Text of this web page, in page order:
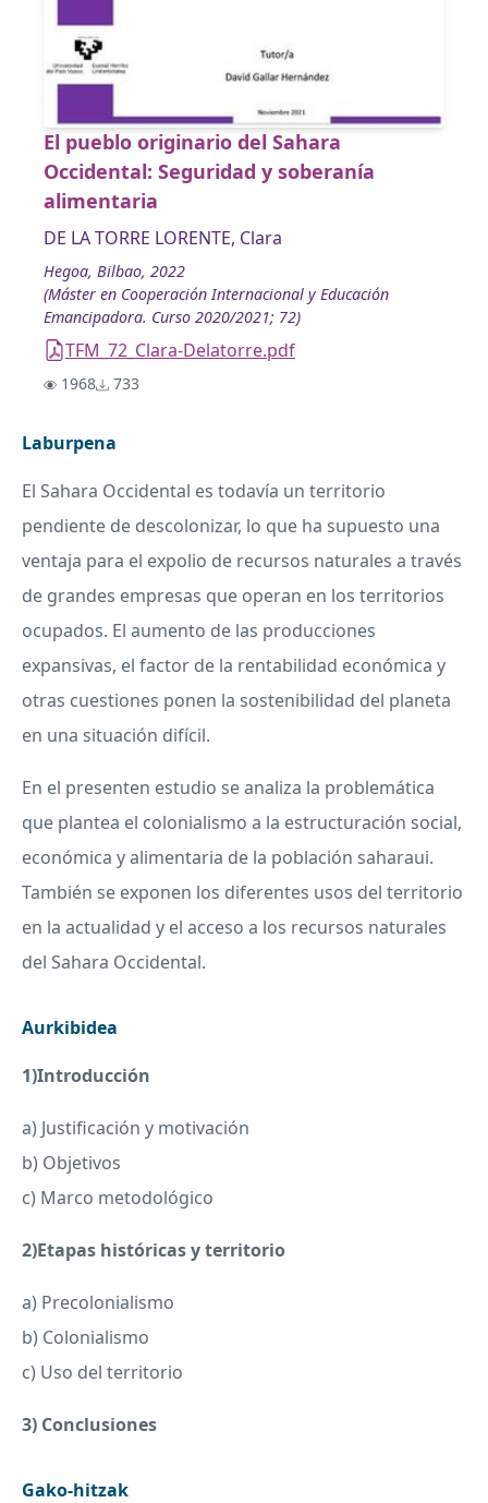
El pueblo originario del Sahara
Occidental: Seguridad y soberanía
alimentaria
DE LA TORRE LORENTE, Clara
Hegoa, Bilbao, 2022
(Máster en Cooperación Internacional y Educación
Emancipadora. Curso 2020/2021; 72)
TFM_72_Clara-Delatorre.pdf
1968 733
Laburpena
El Sahara Occidental es todavía un territorio
pendiente de descolonizar, lo que ha supuesto una
ventaja para el expolio de recursos naturales a través
de grandes empresas que operan en los territorios
ocupados. El aumento de las producciones
expansivas, el factor de la rentabilidad económica y
otras cuestiones ponen la sostenibilidad del planeta
en una situación difícil.
En el presenten estudio se analiza la problemática
que plantea el colonialismo a la estructuración social,
económica y alimentaria de la población saharaui.
También se exponen los diferentes usos del territorio
en la actualidad y el acceso a los recursos naturales
del Sahara Occidental.
Aurkibidea
1)Introducción
a) Justificación y motivación
b) Objetivos
c) Marco metodológico
2)Etapas históricas y territorio
a) Precolonialismo
b) Colonialismo
c) Uso del territorio
3) Conclusiones
Gako-hitzak